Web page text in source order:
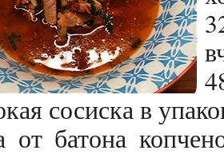
сосиска в
от батона